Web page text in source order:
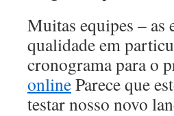
Muitas equipes – as
qualidade em
cronograma para o
onlineParece que
testar nosso novo